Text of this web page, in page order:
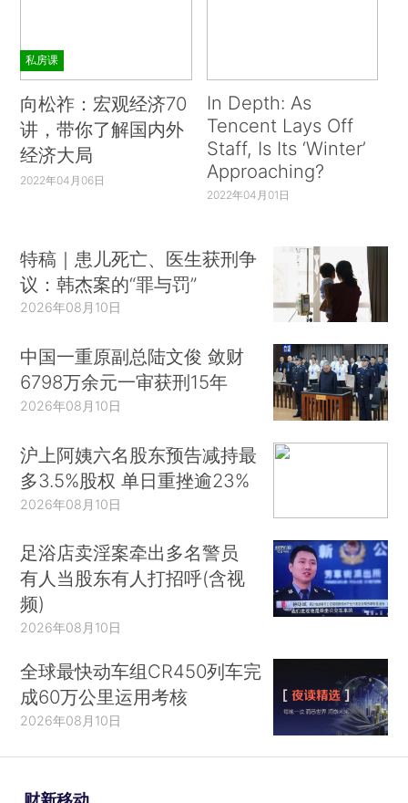
私房课
向松祚：宏观经济70
讲，带你了解国内外
经济大局
2022年04月06日
In Depth: As
Tencent Lays Off
Staff, Is Its ‘Winter’
Approaching?
2022年04月01日
特稿｜患儿死亡、医生获刑争
议：韩杰案的“罪与罚”
2026年08月10日
中国一重原副总陆文俊 敛财
6798万余元一审获刑15年
2026年08月10日
沪上阿姨六名股东预告减持最
多3.5%股权 单日重挫逾23%
2026年08月10日
足浴店卖淫案牵出多名警员
有人当股东有人打招呼(含视
频)
2026年08月10日
全球最快动车组CR450列车完
成60万公里运用考核
2026年08月10日